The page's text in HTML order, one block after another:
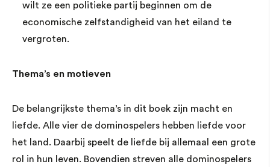
wilt ze een politieke partij beginnen om de
economische zelfstandigheid van het eiland te
vergroten.
Thema’s en motieven
De belangrijkste thema’s in dit boek zijn macht en
liefde. Alle vier de dominospelers hebben liefde voor
het land. Daarbij speelt de liefde bij allemaal een grote
rol in hun leven. Bovendien streven alle dominospelers